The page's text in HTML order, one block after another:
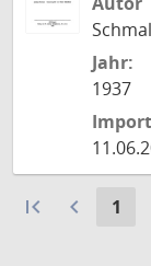
Jahr:
1937
first_page navigate_before 1